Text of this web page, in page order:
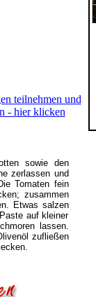
teilnehmen und
- hier klicken
sowie den
zerlassen und
Tomaten fein
zusammen
Etwas salzen
auf kleiner
lassen.
zufließen